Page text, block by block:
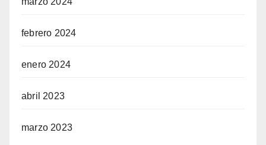
febrero 2024
enero 2024
abril 2023
marzo 2023